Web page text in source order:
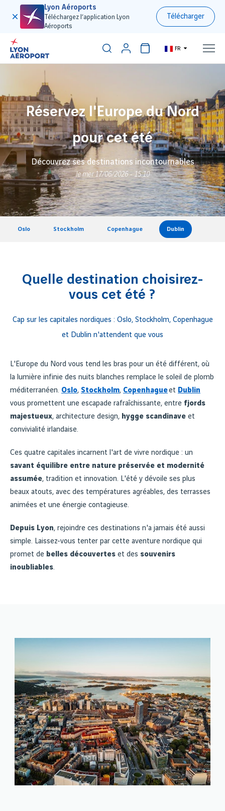
Lyon Aéroports
Téléchargez l’application Lyon
Aéroports
Télécharger
FR
Réservez l'Europe du Nord
pour cet été
Découvrez ses destinations incontournables
le mer 17/06/2026 - 15:10
Oslo Stockholm Copenhague Dublin
Quelle destination choisirez-
vous cet été ?
Cap sur les capitales nordiques : Oslo, Stockholm, Copenhague
et Dublin n'attendent que vous
L'Europe du Nord vous tend les bras pour un été différent, où
la lumière infinie des nuits blanches remplace le soleil de plomb
méditerranéen. Oslo, Stockholm, Copenhagueet Dublin
vous promettent une escapade rafraîchissante, entre fjords
majestueux, architecture design, hygge scandinave et
convivialité irlandaise.
Ces quatre capitales incarnent l'art de vivre nordique : un
savant équilibre entre nature préservée et modernité
assumée, tradition et innovation. L'été y dévoile ses plus
beaux atouts, avec des températures agréables, des terrasses
animées et une énergie contagieuse.
Depuis Lyon, rejoindre ces destinations n'a jamais été aussi
simple. Laissez-vous tenter par cette aventure nordique qui
promet de belles découvertes et des souvenirs
inoubliables.